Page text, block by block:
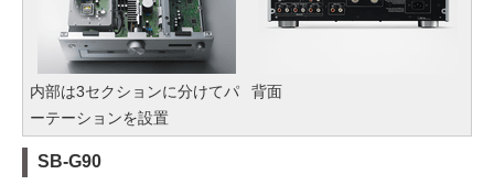
内部は3セクションに分けてパ
ーテーションを設置
背面
SB-G90